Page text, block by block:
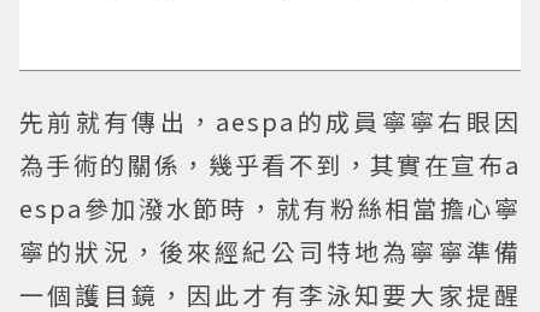
先前就有傳出，aespa的成員寧寧右眼因
為手術的關係，幾乎看不到，其實在宣布a
espa參加潑水節時，就有粉絲相當擔心寧
寧的狀況，後來經紀公司特地為寧寧準備
一個護目鏡，因此才有李泳知要大家提醒